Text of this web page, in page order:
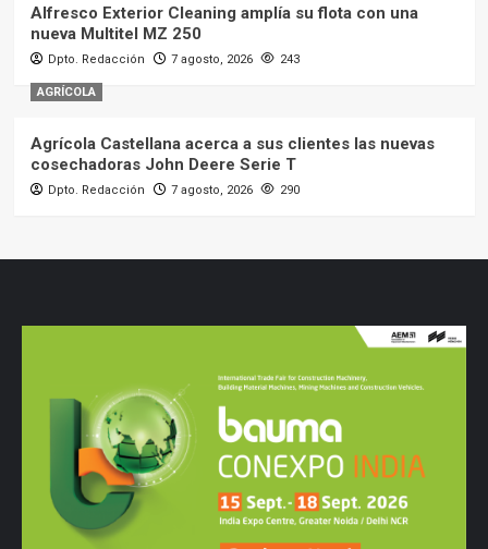
Alfresco Exterior Cleaning amplía su flota con una
nueva Multitel MZ 250
Dpto. Redacción 7 agosto, 2026 243
AGRÍCOLA
Agrícola Castellana acerca a sus clientes las nuevas
cosechadoras John Deere Serie T
Dpto. Redacción 7 agosto, 2026 290